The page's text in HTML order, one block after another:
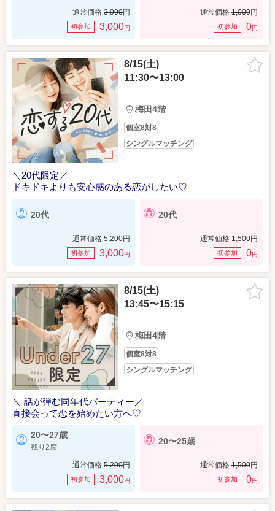
通常価格 3,900円
初参加 3,000円
通常価格 1,000円
初参加 0円
8/15(土)
11:30〜13:00
梅田4階
個室8対8
シングルマッチング
＼20代限定／
ドキドキよりも安心感のある恋がしたい♡
20代
通常価格 5,200円
初参加 3,000円
20代
通常価格 1,500円
初参加 0円
8/15(土)
13:45〜15:15
梅田4階
個室8対8
シングルマッチング
＼ 話が弾む同年代パーティー／
直接会って恋を始めたい方へ♡
20〜27歳
残り2席
通常価格 5,200円
初参加 3,000円
20〜25歳
通常価格 1,500円
初参加 0円